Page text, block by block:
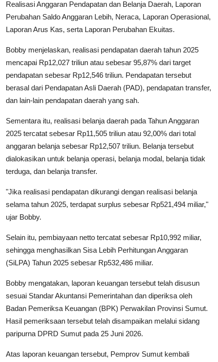
Realisasi Anggaran Pendapatan dan Belanja Daerah, Laporan
Perubahan Saldo Anggaran Lebih, Neraca, Laporan Operasional,
Laporan Arus Kas, serta Laporan Perubahan Ekuitas.
Bobby menjelaskan, realisasi pendapatan daerah tahun 2025
mencapai Rp12,027 triliun atau sebesar 95,87% dari target
pendapatan sebesar Rp12,546 triliun. Pendapatan tersebut
berasal dari Pendapatan Asli Daerah (PAD), pendapatan transfer,
dan lain-lain pendapatan daerah yang sah.
Sementara itu, realisasi belanja daerah pada Tahun Anggaran
2025 tercatat sebesar Rp11,505 triliun atau 92,00% dari total
anggaran belanja sebesar Rp12,507 triliun. Belanja tersebut
dialokasikan untuk belanja operasi, belanja modal, belanja tidak
terduga, dan belanja transfer.
"Jika realisasi pendapatan dikurangi dengan realisasi belanja
selama tahun 2025, terdapat surplus sebesar Rp521,494 miliar,"
ujar Bobby.
Selain itu, pembiayaan netto tercatat sebesar Rp10,992 miliar,
sehingga menghasilkan Sisa Lebih Perhitungan Anggaran
(SiLPA) Tahun 2025 sebesar Rp532,486 miliar.
Bobby mengatakan, laporan keuangan tersebut telah disusun
sesuai Standar Akuntansi Pemerintahan dan diperiksa oleh
Badan Pemeriksa Keuangan (BPK) Perwakilan Provinsi Sumut.
Hasil pemeriksaan tersebut telah disampaikan melalui sidang
paripurna DPRD Sumut pada 25 Juni 2026.
Atas laporan keuangan tersebut, Pemprov Sumut kembali